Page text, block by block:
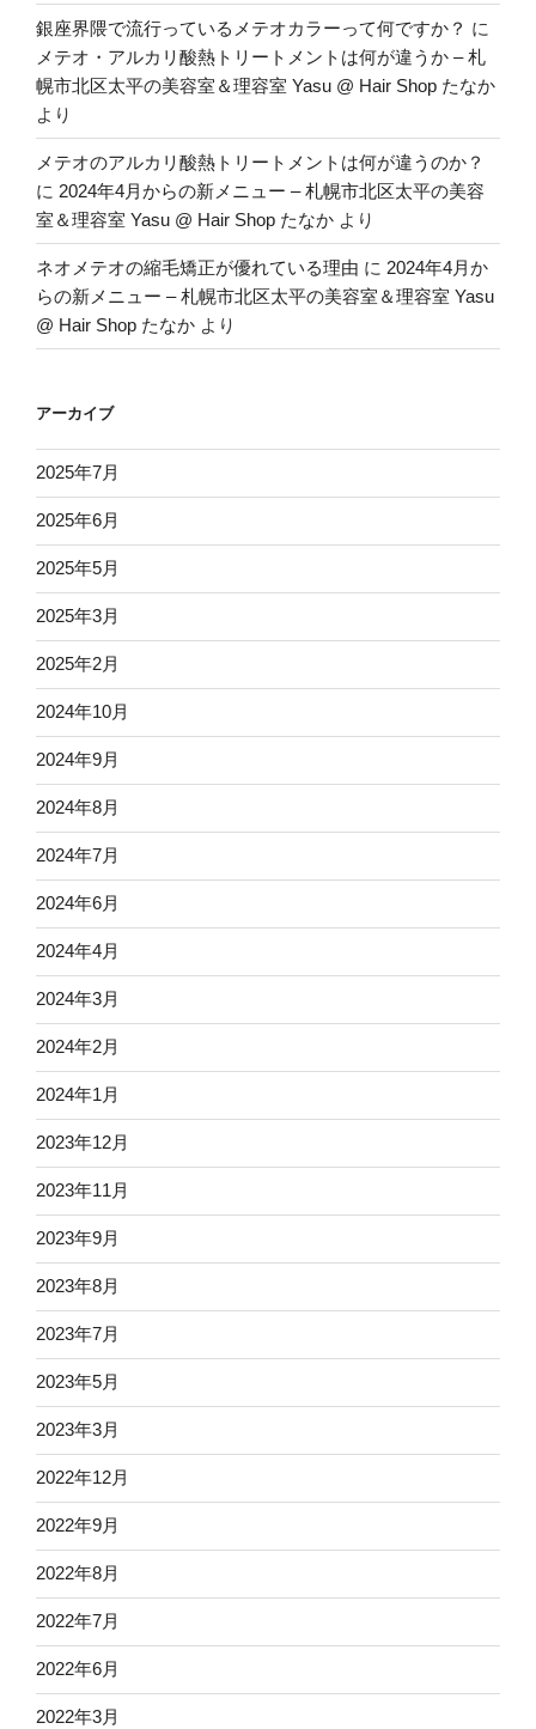
銀座界隈で流行っているメテオカラーって何ですか？ に
メテオ・アルカリ酸熱トリートメントは何が違うか – 札
幌市北区太平の美容室＆理容室 Yasu @ Hair Shop たなか
より
メテオのアルカリ酸熱トリートメントは何が違うのか？
に 2024年4月からの新メニュー – 札幌市北区太平の美容
室＆理容室 Yasu @ Hair Shop たなか より
ネオメテオの縮毛矯正が優れている理由 に 2024年4月か
らの新メニュー – 札幌市北区太平の美容室＆理容室 Yasu
@ Hair Shop たなか より
アーカイブ
2025年7月
2025年6月
2025年5月
2025年3月
2025年2月
2024年10月
2024年9月
2024年8月
2024年7月
2024年6月
2024年4月
2024年3月
2024年2月
2024年1月
2023年12月
2023年11月
2023年9月
2023年8月
2023年7月
2023年5月
2023年3月
2022年12月
2022年9月
2022年8月
2022年7月
2022年6月
2022年3月